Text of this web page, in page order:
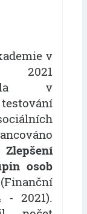
v
v
osob
- 2021).